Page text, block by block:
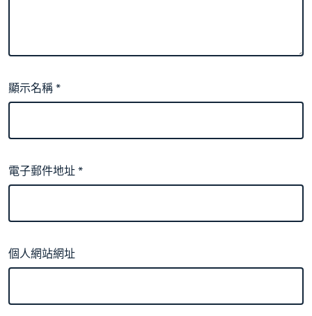
顯示名稱*
電子郵件地址*
個人網站網址